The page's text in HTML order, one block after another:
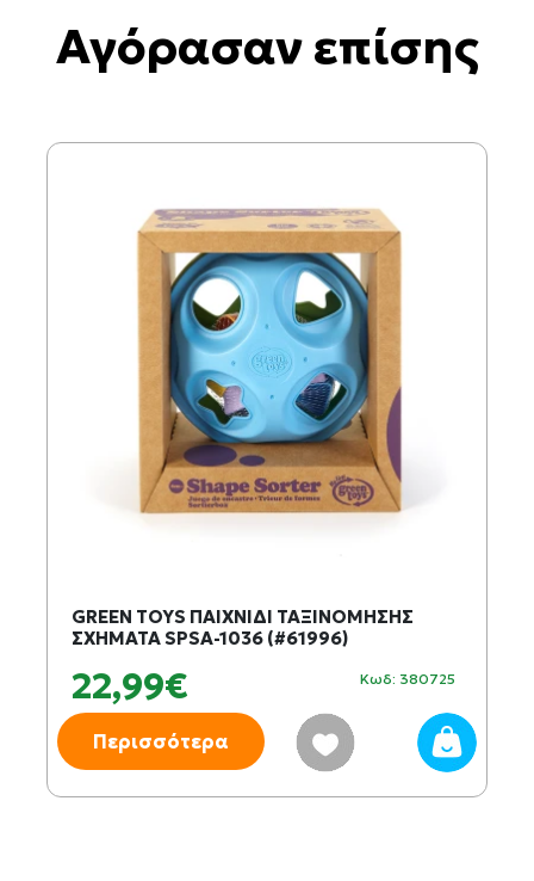
Αγόρασαν επίσης
GREEN TOYS ΠΑΙΧΝΙΔΙ ΤΑΞΙΝΟΜΗΣΗΣ
ΣΧΗΜΑΤΑ SPSA-1036 (#61996)
22,99€ Κωδ: 380725
Περισσότερα